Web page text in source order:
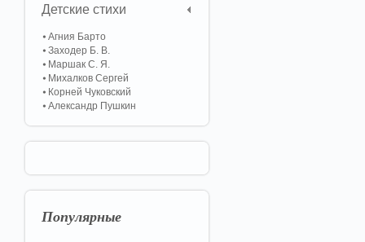
Детские стихи
Агния Барто
Заходер Б. В.
Маршак С. Я.
Михалков Сергей
Корней Чуковский
Александр Пушкин
Популярные